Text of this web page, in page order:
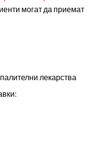
могат да приемат
лекарства